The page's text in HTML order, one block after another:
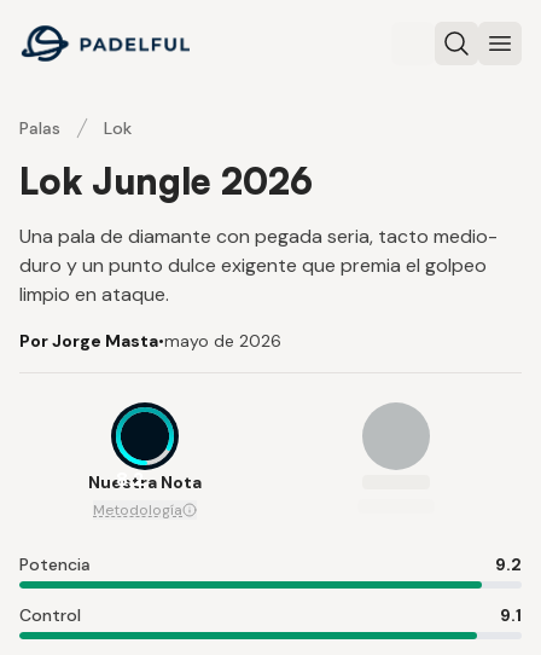
Padelful
Buscar
Palas Lok
Lok Jungle 2026
Una pala de diamante con pegada seria, tacto medio-
duro y un punto dulce exigente que premia el golpeo
limpio en ataque.
Por Jorge Masta•mayo de 2026
8.2
Nuestra Nota
Metodología
Potencia 9.2
Control 9.1